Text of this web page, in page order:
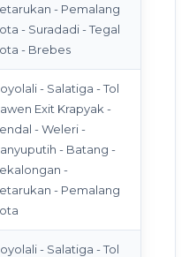
- Pemalang
- Suradadi - Tegal
- Brebes
- Salatiga - Tol
Exit Krapyak -
- Weleri -
- Batang -
-
- Pemalang
- Salatiga - Tol